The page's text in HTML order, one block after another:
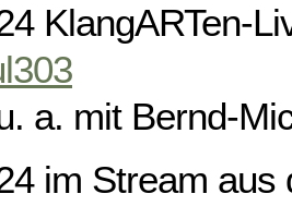
KlangARTen-
a. mit Bernd-
im Stream aus